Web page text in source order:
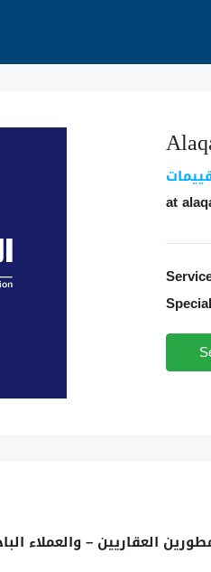
at
– والعملاء الباحثين